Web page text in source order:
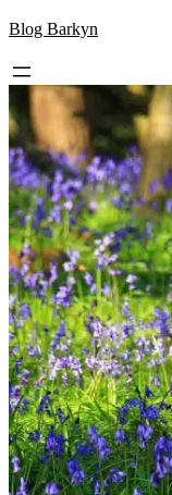
Skip
content
Blog Barkyn